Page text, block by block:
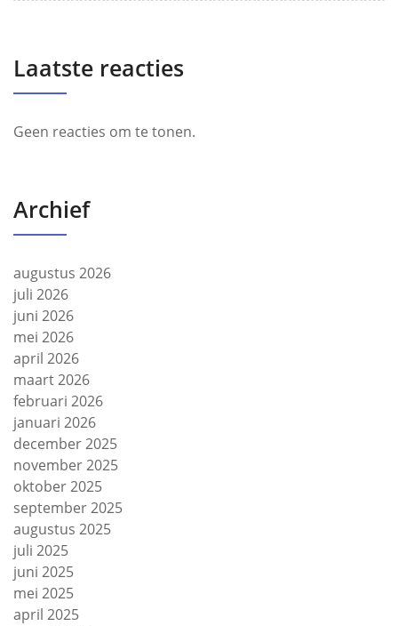
Laatste reacties
Geen reacties om te tonen.
Archief
augustus 2026
juli 2026
juni 2026
mei 2026
april 2026
maart 2026
februari 2026
januari 2026
december 2025
november 2025
oktober 2025
september 2025
augustus 2025
juli 2025
juni 2025
mei 2025
april 2025